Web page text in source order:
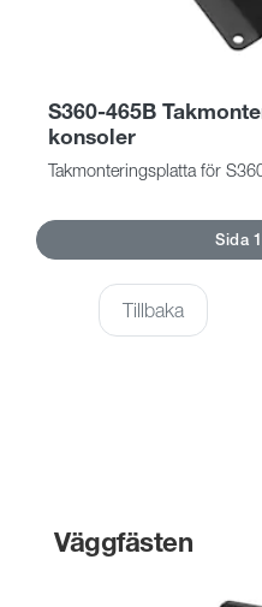
S360-465B
konsoler
Takmonteringsplatta för
Sida
Tillbaka
Väggfästen